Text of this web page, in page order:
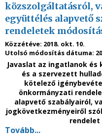
közszolgáltatásról,
együttélés alapvető
rendeletek
Közzétéve: 2018. okt. 10.
Utolsó módosítás dátuma:
Javaslat az ingatlanok
és a szervezett
kötelező
önkormányzati
alapvető szabályairól,
jogkövetkezményeiről
rendelet
Tovább...